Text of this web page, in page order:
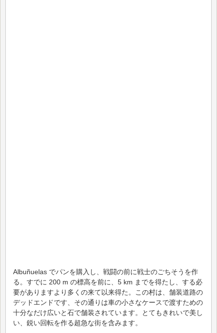
Albuñuelas でパンを購入し、戦闘の前に戦士のごちそうを作
る。すでに 200 m の標高を前に、5 km までを得たし、する必
要がありますより多くの来て以来得た。この村は、舗装道路の
デッドエンドです、その通りは車の小さなケースで渡すための
十分なだけ広いと石で舗装されています。とてもきれいで美し
い、鋭い回転を作る超急な街を含みます。